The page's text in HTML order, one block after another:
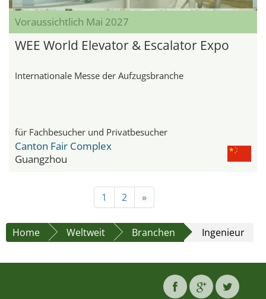
Voraussichtlich Mai 2027
WEE World Elevator & Escalator Expo
Internationale Messe der Aufzugsbranche
für Fachbesucher und Privatbesucher
Canton Fair Complex
Guangzhou
1 2 »
Home Weltweit Branchen Ingenieur